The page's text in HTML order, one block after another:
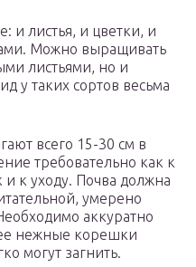
и листья, и цветки, и
Можно выращивать
листьями, но и
у таких сортов весьма
всего 15-30 см в
требовательно как к
к уходу. Почва должна
умерено
аккуратно
нежные корешки
могут загнить.